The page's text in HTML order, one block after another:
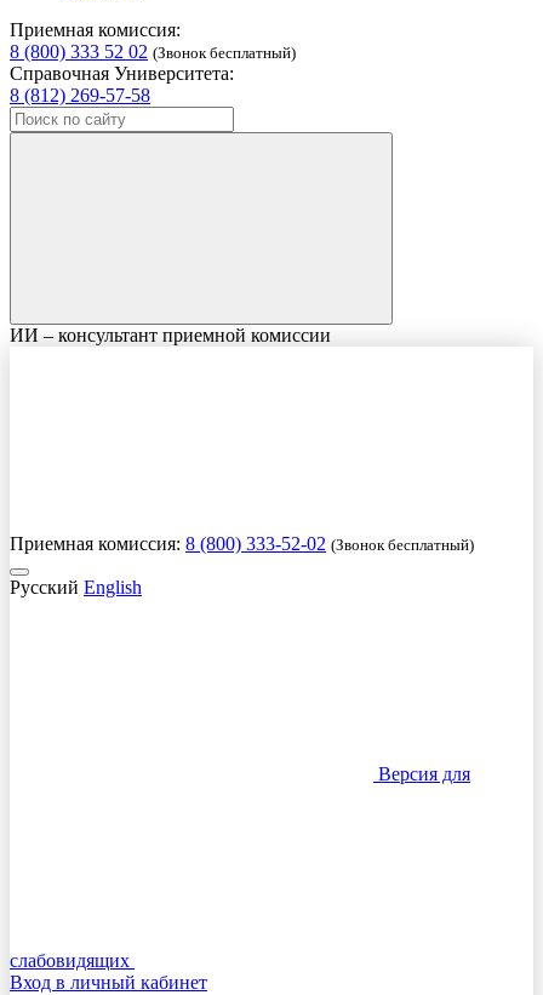
Приемная комиссия:
8 (800) 333 52 02 (Звонок бесплатный)
Справочная Университета:
8 (812) 269-57-58
ИИ – консультант приемной комиссии
Приемная комиссия: 8 (800) 333-52-02 (Звонок бесплатный)
Русский English
Версия для
слабовидящих
Вход в личный кабинет